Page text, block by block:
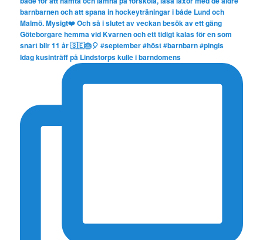
Idag kusinträff på Lindstorps kulle i barndomens